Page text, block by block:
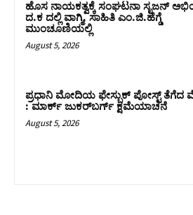
ಹೊಸ ನಾಯಕತ್ವಕ್ಕೆ ಸಂಘಟನಾ ಸೃಜನ್
ದ.ಕ ದಲ್ಲಿ ವಾಗ್ಮಿ, ಸಾಹಿತಿ ಎಂ.ಜಿ.ಹೆಗ್ಡೆ
ಮುಂಚೂಣಿಯಲ್ಲಿ
August 5, 2026
ಪ್ರಧಾನಿ ಮೋದಿಯ ಫೇಸ್ಬುಕ್‌ ಪೋಸ್ಟ್‌ ತೆಗೆದ
: ಮಾರ್ಕ್ ಜುಕರ್‌ಬರ್ಗ್ ಕ್ಷಮೆಯಾಚನೆ
August 5, 2026